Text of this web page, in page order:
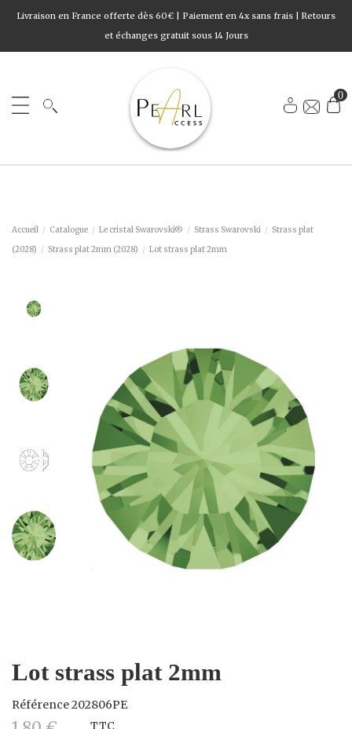
Livraison en France offerte dès 60€ | Paiement en 4x sans frais | Retours
et échanges gratuit sous 14 Jours
0
Accueil Catalogue Le cristal Swarovski® Strass Swarovski
Strass plat
(2028)
Strass plat 2mm (2028) Lot strass plat 2mm
Lot strass plat 2mm
Référence202806PE
TTC